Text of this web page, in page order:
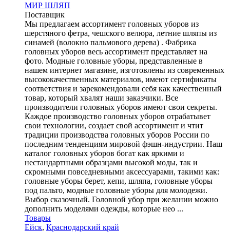
МИР ШЛЯП
Поставщик
Мы предлагаем ассортимент головных уборов из
шерстяного фетра, чешского велюра, летние шляпы из
синамей (волокно пальмового дерева) . Фабрика
головных уборов весь ассортимент представляет на
фото. Модные головные уборы, представленные в
нашем интернет магазине, изготовлены из современных
высококачественных материалов, имеют сертификаты
соответствия и зарекомендовали себя как качественный
товар, который хвалят наши заказчики. Все
производители головных уборов имеют свои секреты.
Каждое производство головных уборов отрабатывет
свои технологии, создает свой ассортимент и чтит
традиции производства головных уборов России по
последним тенденциям мировой фэшн-индустрии. Наш
каталог головных уборов богат как яркими и
нестандартными образцами высокой моды, так и
скромными повседневными аксессуарами, такими как:
головные уборы берет, кепи, шляпа, головные уборы
под пальто, модные головные уборы для молодежи.
Выбор сказочный. Головной убор при желании можно
дополнить моделями одежды, которые нео ...
Товары
Ейск, Краснодарский край